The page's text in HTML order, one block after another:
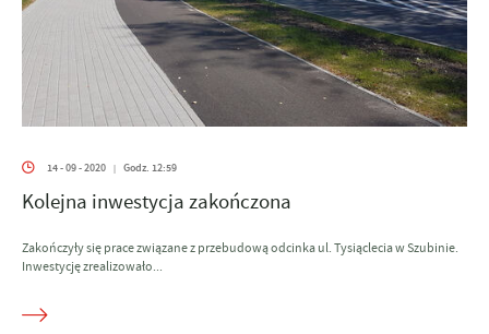
14 - 09 - 2020 | Godz. 12:59
Kolejna inwestycja zakończona
Zakończyły się prace związane z przebudową odcinka ul. Tysiąclecia w Szubinie.
Inwestycję zrealizowało...